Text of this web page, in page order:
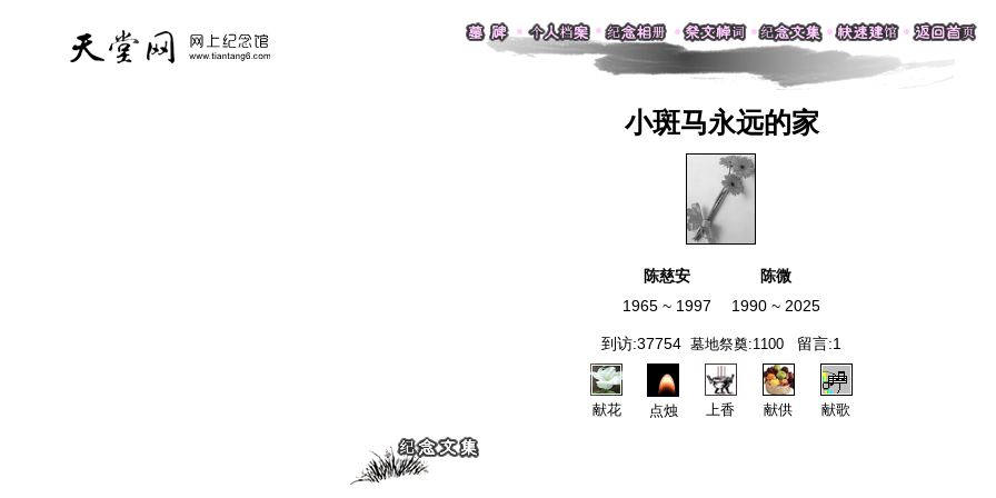
小斑马永远的家
陈慈安
1965 ~ 1997
陈微
1990 ~ 2025
到访:37754 墓地祭奠:1100 留言:1
献花 点烛 上香 献供 献歌